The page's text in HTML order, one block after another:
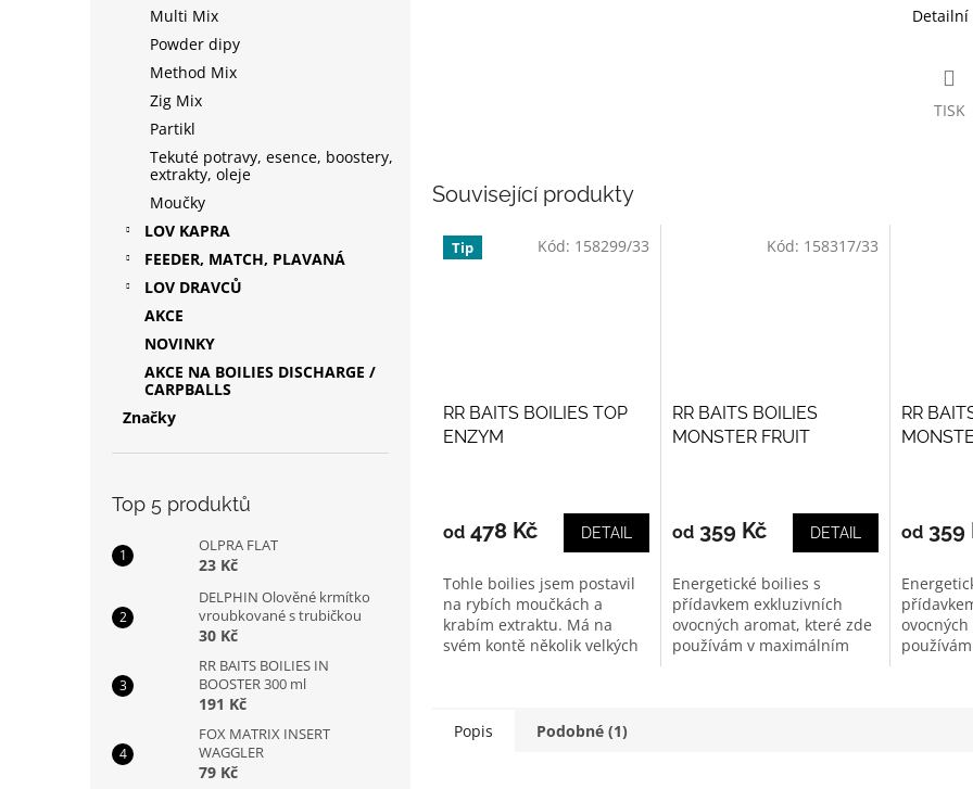
Multi Mix
Powder dipy
Method Mix
Zig Mix
Partikl
Tekuté potravy, esence, boostery,
extrakty, oleje
Moučky
LOV KAPRA
FEEDER, MATCH, PLAVANÁ
LOV DRAVCŮ
AKCE
NOVINKY
AKCE NA BOILIES DISCHARGE /
CARPBALLS
Značky
Top 5 produktů
OLPRA FLAT
23 Kč
DELPHIN Olověné krmítko
vroubkované s trubičkou
30 Kč
RR BAITS BOILIES IN
BOOSTER 300 ml
191 Kč
FOX MATRIX INSERT
WAGGLER
79 Kč
TISK
Související produkty
Tip
RR BAITS BOILIES TOP
ENZYM
produktu
z
5
hvězdiček.
od 478 Kč DETAIL
Tohle boilies jsem postavil
na rybích moučkách a
krabím extraktu. Má na
svém kontě několik velkých
Kód: 158299/33
RR BAITS BOILIES
MONSTER FRUIT
produktu
z
5
hvězdiček.
od359 Kč DETAIL
Energetické boilies s
přídavkem exkluzivních
ovocných aromat, které zde
používám v maximálním
Kód: 158317/33
RR
produktu
z
5
od359
Popis Podobné (1)